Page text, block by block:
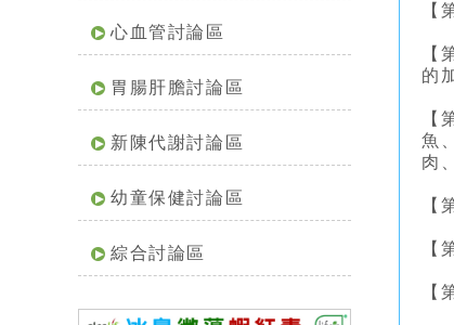
心血管討論區
胃腸肝膽討論區
新陳代謝討論區
幼童保健討論區
綜合討論區
【
【
的
【
魚
肉
【
【
【